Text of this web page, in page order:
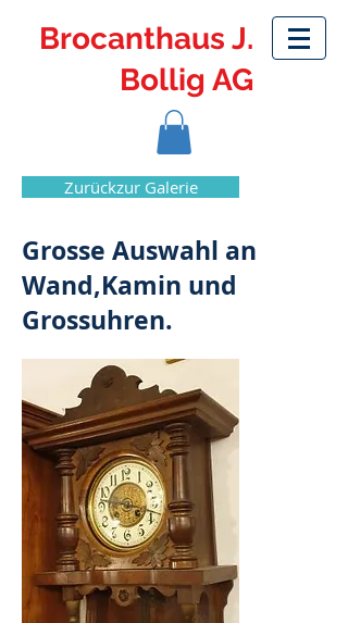
Brocanthaus J.
Bollig AG
Zurückzur Galerie
Grosse Auswahl an
Wand,Kamin und
Grossuhren.